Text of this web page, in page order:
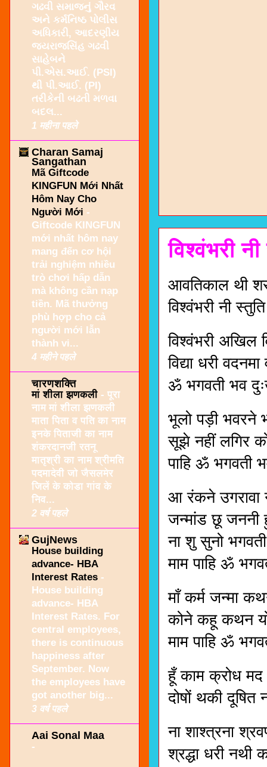
विश्वंभरी
आवतिकाल थी
विश्वंभरी नी स्तुति
विश्वंभरी अखिल
विद्या धरी
ॐ भगवती भव
भूलो पड़ी भवरने
सूझे नहीं लगिर
पाहि ॐ भगवती
आ रंकने उगरावा
जन्मांड छू जननी
ना शु सुनो भगवती
माम पाहि ॐ
माँ कर्म जन्मा
कोने कहू कथन
माम पाहि ॐ
हूँ काम क्रोध
दोषों थकी दूषित
ना शाश्त्रना
श्रद्धा धरी नथी
ગઢવી સમાજનું ગૌરવ
અને કર્મનિષ્ઠ પોલીસ
અધિકારી, આદરણીય
જયરાજસિંહ ગઢવી
સાહેબને
પી.એસ.આઈ. (PSI)
થી પી.આઈ. (PI)
તરીકેની બઢતી મળવા
બદલ...
1 महीना पहले
Charan Samaj
Sangathan
Mã Giftcode
KINGFUN Mới Nhất
Hôm Nay Cho
Người Mới -
Giftcode KINGFUN
mới nhất hôm nay
mang đến cơ hội
trải nghiệm nhiều
trò chơi hấp dẫn
mà không cần nạp
tiền. Mã thưởng
phù hợp cho cả
người mới lẫn
thành vi...
4 महीने पहले
चारणशक्ति
मां शीला झणकली - पूरा
नाम मां शीला झणकली
माता पिता व पति का नाम
इनके पिताजी का नाम
शंकरदानजी रतनू
मातृश्री का नाम श्रीमति
पदमादेवी जो जैसलमेर
जिलें के कोडा गांव के
निव...
2 वर्ष पहले
GujNews
House building
advance- HBA
Interest Rates -
House building
advance- HBA
Interest Rates. For
central employees,
there is continuous
happiness after
September. Now
the employees have
got another big...
3 वर्ष पहले
Aai Sonal Maa
-